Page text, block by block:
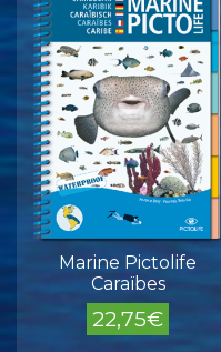
Marine Pictolife
Caraïbes
22,75€